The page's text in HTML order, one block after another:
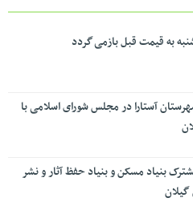
به قیمت قبل بازمی گردد
آستارا در مجلس شورای اسلامی با
بنیاد مسکن و بنیاد حفظ آثار و نشر